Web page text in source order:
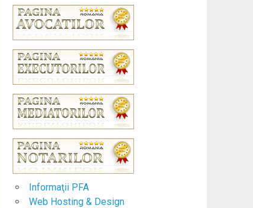
Informaţii PFA
Web Hosting & Design